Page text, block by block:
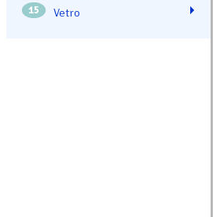
15 Vetro